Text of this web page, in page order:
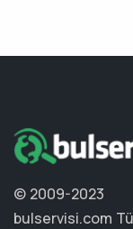
© 2009-2023
bulservisi.com